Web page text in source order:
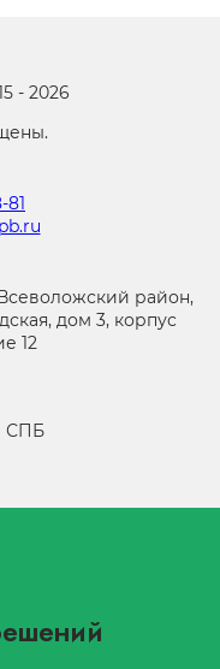
- 2026
81
район,
дом 3, корпус
12
СПБ